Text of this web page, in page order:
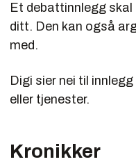
Et debattinnlegg
ditt. Den kan også
med.
Digi sier nei til
eller tjenester.
Kronikker